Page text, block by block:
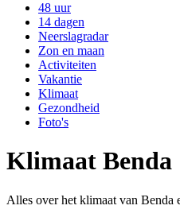
48 uur
14 dagen
Neerslagradar
Zon en maan
Activiteiten
Vakantie
Klimaat
Gezondheid
Foto's
Klimaat Benda
Alles over het klimaat van Benda